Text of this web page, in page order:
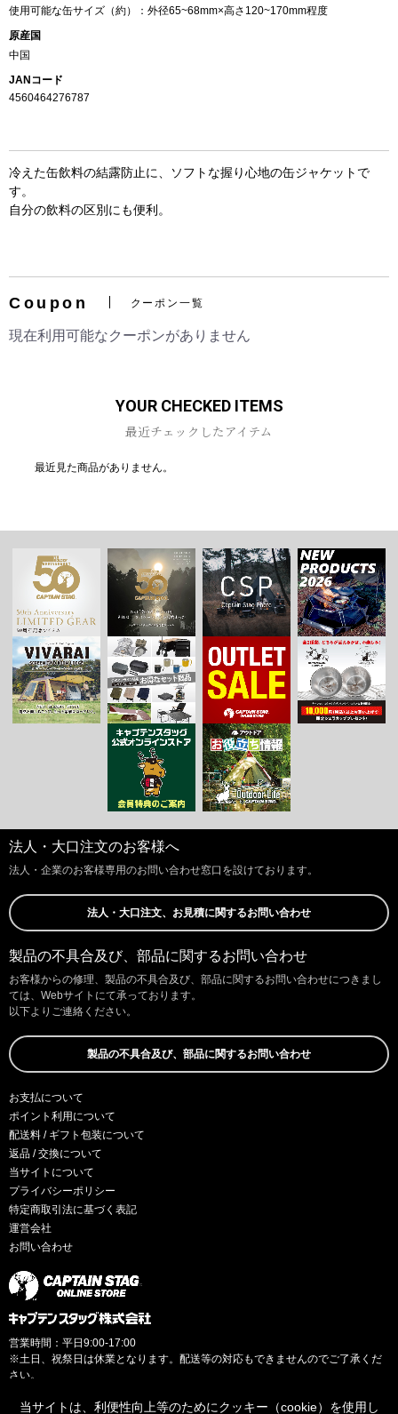
使用可能な缶サイズ（約）：外径65~68mm×高さ120~170mm程度
原産国
中国
JANコード
4560464276787
冷えた缶飲料の結露防止に、ソフトな握り心地の缶ジャケットで
す。
自分の飲料の区別にも便利。
Coupon クーポン一覧
現在利用可能なクーポンがありません
YOUR CHECKED ITEMS
最近チェックしたアイテム
最近見た商品がありません。
法人・大口注文のお客様へ
法人・企業のお客様専用のお問い合わせ窓口を設けております。
法人・大口注文、お見積に関するお問い合わせ
製品の不具合及び、部品に関するお問い合わせ
お客様からの修理、製品の不具合及び、部品に関するお問い合わせにつきまし
ては、Webサイトにて承っております。
以下よりご連絡ください。
製品の不具合及び、部品に関するお問い合わせ
お支払について
ポイント利用について
配送料 / ギフト包装について
返品 / 交換について
当サイトについて
プライバシーポリシー
特定商取引法に基づく表記
運営会社
お問い合わせ
営業時間：平日9:00-17:00
※土日、祝祭日は休業となります。配送等の対応もできませんのでご了承くだ
さい。
当サイトは、利便性向上等のためにクッキー（cookie）を使用し